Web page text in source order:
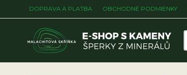
DOPRAVA A PLATBA OBCHODNÉ PODMIENKY